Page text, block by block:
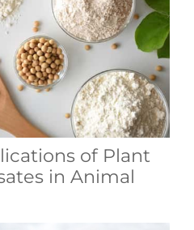
of Plant
in Animal